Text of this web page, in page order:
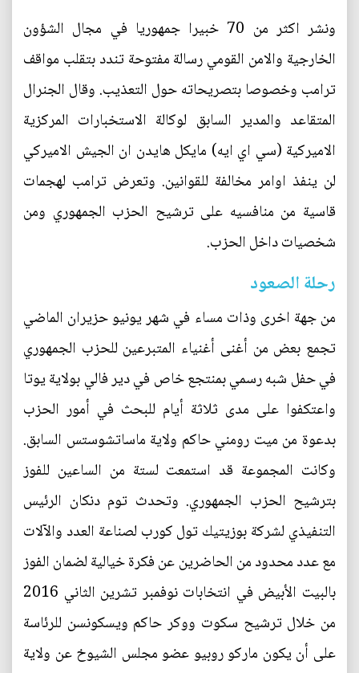
ونشر اكثر من 70 خبيرا جمهوريا في مجال الشؤون
الخارجية والامن القومي رسالة مفتوحة تندد بتقلب مواقف
ترامب وخصوصا بتصريحاته حول التعذيب. وقال الجنرال
المتقاعد والمدير السابق لوكالة الاستخبارات المركزية
الاميركية (سي اي ايه) مايكل هايدن ان الجيش الاميركي
لن ينفذ اوامر مخالفة للقوانين. وتعرض ترامب لهجمات
قاسية من منافسيه على ترشيح الحزب الجمهوري ومن
شخصيات داخل الحزب.
رحلة الصعود
من جهة اخرى وذات مساء في شهر يونيو حزيران الماضي
تجمع بعض من أغنى أغنياء المتبرعين للحزب الجمهوري
في حفل شبه رسمي بمنتجع خاص في دير فالي بولاية يوتا
واعتكفوا على مدى ثلاثة أيام للبحث في أمور الحزب
بدعوة من ميت رومني حاكم ولاية ماساتشوستس السابق.
وكانت المجموعة قد استمعت لستة من الساعين للفوز
بترشيح الحزب الجمهوري. وتحدث توم دنكان الرئيس
التنفيذي لشركة بوزيتيك تول كورب لصناعة العدد والآلات
مع عدد محدود من الحاضرين عن فكرة خيالية لضمان الفوز
بالبيت الأبيض في انتخابات نوفمبر تشرين الثاني 2016
من خلال ترشيح سكوت ووكر حاكم ويسكونسن للرئاسة
على أن يكون ماركو روبيو عضو مجلس الشيوخ عن ولاية